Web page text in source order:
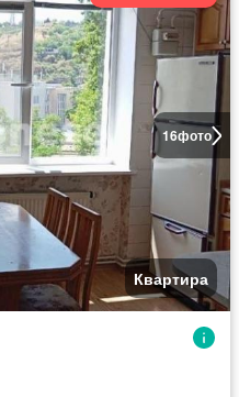
16фото
Квартира